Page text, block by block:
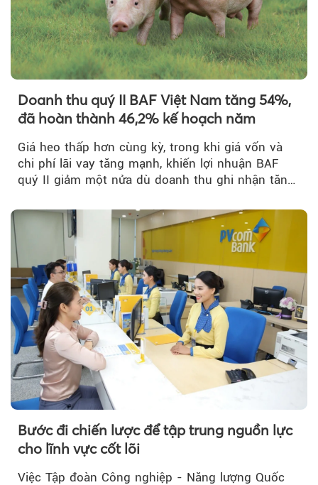
Doanh thu quý II BAF Việt Nam tăng 54%,
đã hoàn thành 46,2% kế hoạch năm
Giá heo thấp hơn cùng kỳ, trong khi giá vốn và
chi phí lãi vay tăng mạnh, khiến lợi nhuận BAF
quý II giảm một nửa dù doanh thu ghi nhận tăng
Bước đi chiến lược để tập trung nguồn lực
cho lĩnh vực cốt lõi
Việc Tập đoàn Công nghiệp - Năng lượng Quốc